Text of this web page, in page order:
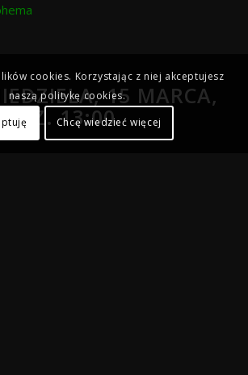
15 MARCA,
13:00
cookies. Korzystając z niej akceptujesz
naszą politykę cookies.
Chcę wiedzieć więcej